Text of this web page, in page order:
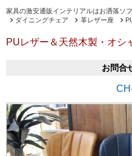
家具の激安通販インテリアルはお洒落ソ
ダイニングチェア
革レザー座
PUレザー＆天然木製・オシ
お問合